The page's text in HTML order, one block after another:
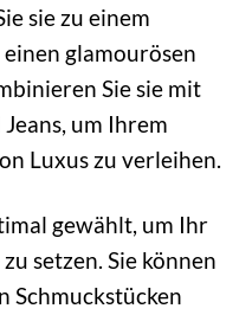
sie zu einem
glamourösen
Sie sie mit
um Ihrem
Luxus zu verleihen.
gewählt, um Ihr
setzen. Sie können
Schmuckstücken